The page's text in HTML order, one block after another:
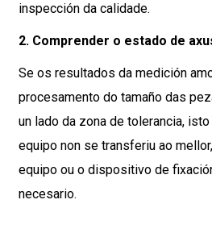
inspección da calidade.
2. Comprender o estado de
Se os resultados da medición
procesamento do tamaño das
un lado da zona de tolerancia,
equipo non se transferiu ao
equipo ou o dispositivo de
necesario.